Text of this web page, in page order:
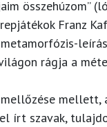
összehúzom”
Franz
rágja a
mellett,
írt szavak,